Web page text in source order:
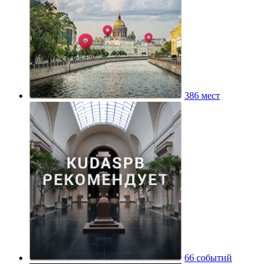
386 мест
66 событий